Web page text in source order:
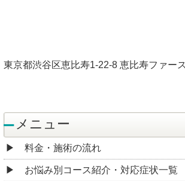
東京都渋谷区恵比寿1-22-8 恵比寿ファー
メニュー
料金・施術の流れ
お悩み別コース紹介・対応症状一覧